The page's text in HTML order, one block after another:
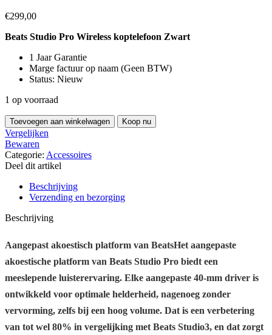
€299,00
Beats Studio Pro Wireless koptelefoon Zwart
1 Jaar Garantie
Marge factuur op naam (Geen BTW)
Status: Nieuw
1 op voorraad
Beats
Studio
Pro
Wireless
koptelefoon
hoeveelheid
Toevoegen aan winkelwagen Koop nu
Vergelijken
Bewaren
Categorie: Accessoires
Deel dit artikel
Beschrijving
Verzending en bezorging
Beschrijving
Aangepast akoestisch platform van BeatsHet aangepaste
akoestische platform van Beats Studio Pro biedt een
meeslepende luisterervaring. Elke aangepaste 40-mm driver is
ontwikkeld voor optimale helderheid, nagenoeg zonder
vervorming, zelfs bij een hoog volume. Dat is een verbetering
van tot wel 80% in vergelijking met Beats Studio3, en dat zorgt